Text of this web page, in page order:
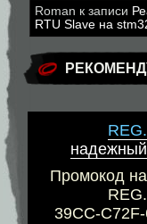
Roman к записи
RTU Slave на
надежный
Промокод
39CC-